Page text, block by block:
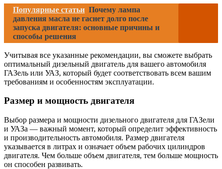
Популярные статьи Почему лампа
давления масла не гаснет долго после
запуска двигателя: основные причины и
способы решения
Учитывая все указанные рекомендации, вы сможете выбрать
оптимальный дизельный двигатель для вашего автомобиля
ГАЗель или УАЗ, который будет соответствовать всем вашим
требованиям и особенностям эксплуатации.
Размер и мощность двигателя
Выбор размера и мощности дизельного двигателя для ГАЗели
и УАЗа — важный момент, который определит эффективность
и производительность автомобиля. Размер двигателя
указывается в литрах и означает объем рабочих цилиндров
двигателя. Чем больше объем двигателя, тем больше мощность
он способен развивать.